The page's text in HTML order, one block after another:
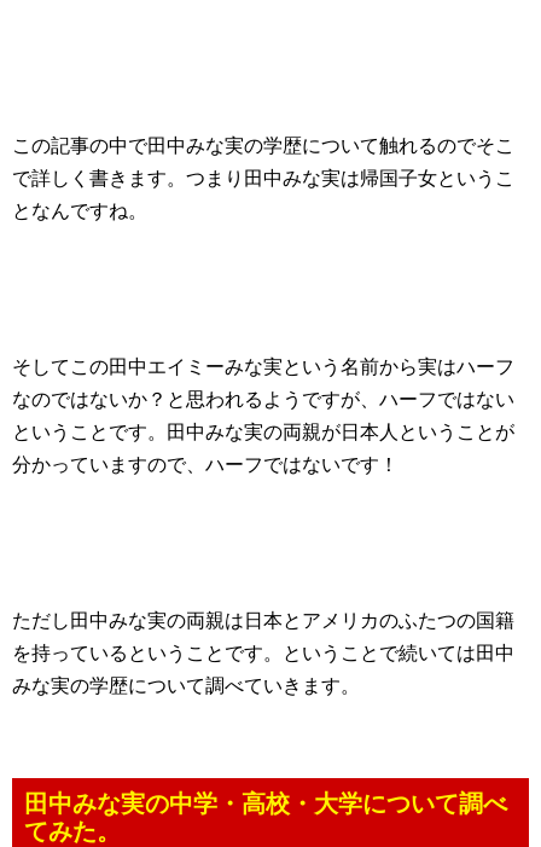
この記事の中で田中みな実の学歴について触れるのでそこ
で詳しく書きます。つまり田中みな実は帰国子女というこ
となんですね。
そしてこの田中エイミーみな実という名前から実はハーフ
なのではないか？と思われるようですが、ハーフではない
ということです。田中みな実の両親が日本人ということが
分かっていますので、ハーフではないです！
ただし田中みな実の両親は日本とアメリカのふたつの国籍
を持っているということです。ということで続いては田中
みな実の学歴について調べていきます。
田中みな実の中学・高校・大学について調べ
てみた。